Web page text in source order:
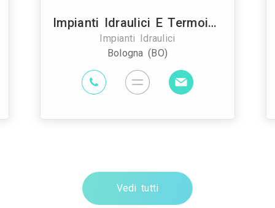
Impianti Idraulici E Termoidraulici Punto Clima
Impianti Idraulici
Bologna (BO)
Vedi tutti